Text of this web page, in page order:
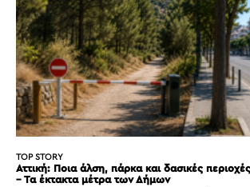
TOP STORY
Αττική: Ποια άλση, πάρκα και δασικές
– Τα έκτακτα μέτρα των Δήμων